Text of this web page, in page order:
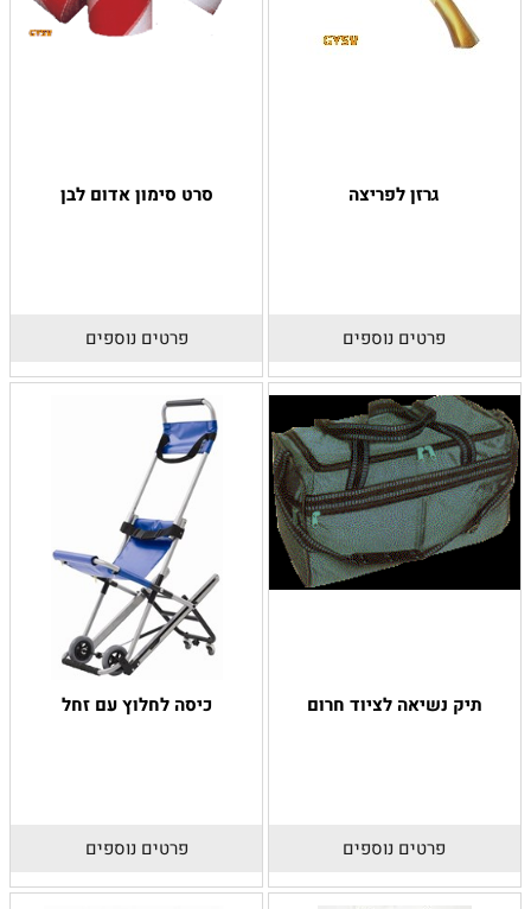
גרזן לפריצה
פרטים נוספים
סרט סימון אדום לבן
פרטים נוספים
תיק נשיאה לציוד חרום
פרטים נוספים
כיסה לחלוץ עם זחל
פרטים נוספים